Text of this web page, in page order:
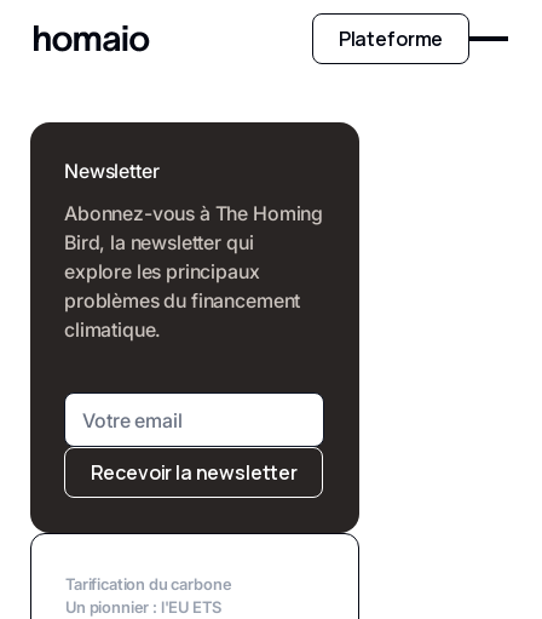
Plateforme
Newsletter
Abonnez-vous à The Homing
Bird, la newsletter qui
explore les principaux
problèmes du financement
climatique.
Recevoir la newsletter
Tarification du carbone
Un pionnier : l'EU ETS